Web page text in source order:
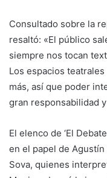
Consultado sobre la
resaltó: «El público
siempre nos tocan
Los espacios
más, así que poder
gran responsabilidad
El elenco de ‘El
en el papel de
Sova, quienes